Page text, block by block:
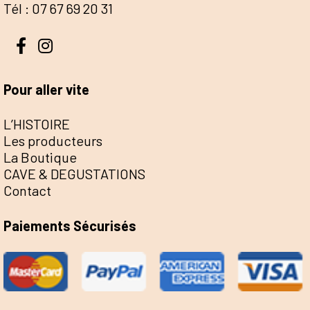
Tél : 07 67 69 20 31
Pour aller vite
L’HISTOIRE
Les producteurs
La Boutique
CAVE & DEGUSTATIONS
Contact
Paiements Sécurisés